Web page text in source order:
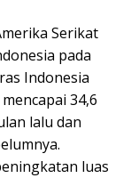
Serikat
pada
Indonesia
34,6
lalu dan
luas